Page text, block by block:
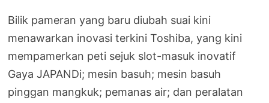
Bilik pameran yang baru diubah suai kini
menawarkan inovasi terkini Toshiba, yang kini
mempamerkan peti sejuk slot-masuk inovatif
Gaya JAPANDi; mesin basuh; mesin basuh
pinggan mangkuk; pemanas air; dan peralatan